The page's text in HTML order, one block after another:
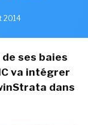
2014
ses baies
va intégrer
dans